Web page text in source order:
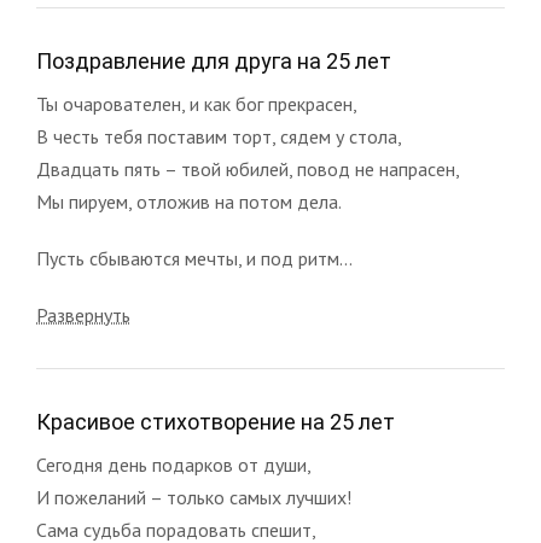
Поздравление для друга на 25 лет
Ты очарователен, и как бог прекрасен,
В честь тебя поставим торт, сядем у стола,
Двадцать пять – твой юбилей, повод не напрасен,
Мы пируем, отложив на потом дела.
Пусть сбываются мечты, и под ритм...
Развернуть
Красивое стихотворение на 25 лет
Сегодня день подарков от души,
И пожеланий – только самых лучших!
Сама судьба порадовать спешит,